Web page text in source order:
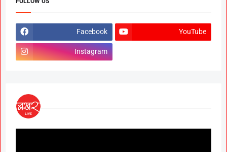
Facebook YouTube
Instagram